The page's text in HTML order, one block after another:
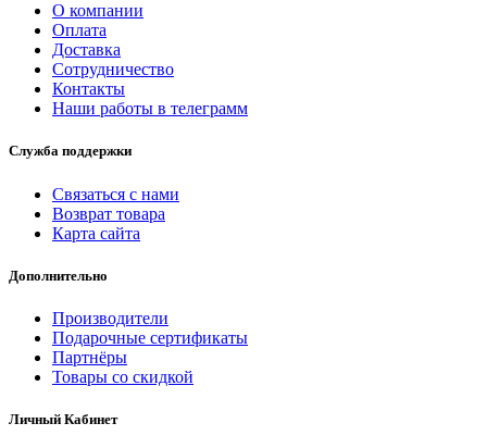
О компании
Оплата
Доставка
Сотрудничество
Контакты
Наши работы в телеграмм
Служба поддержки
Связаться с нами
Возврат товара
Карта сайта
Дополнительно
Производители
Подарочные сертификаты
Партнёры
Товары со скидкой
Личный Кабинет